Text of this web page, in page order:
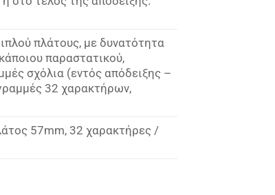
πλάτους, με δυνατότητα
παραστατικού,
σχόλια (εντός απόδειξης –
32 χαρακτήρων,
57mm, 32 χαρακτήρες /